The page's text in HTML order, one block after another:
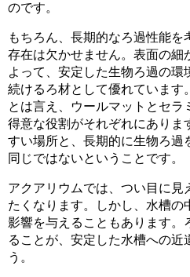
のです。
もちろん、長期的なろ過性能
存在は欠かせません。表面の細
よって、安定した生物ろ過の環
続けるろ材として優れています。
とは言え、ウールマットとセ
得意な役割がそれぞれにありま
すい場所と、長期的に生物ろ過
同じではないということです。
アクアリウムでは、つい目に見
たくなります。しかし、水槽の
影響を与えることもあります。
ることが、安定した水槽への近
う。